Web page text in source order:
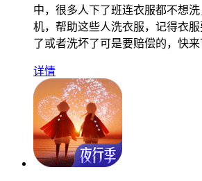
中，很多人下了班连衣服都不想
机，帮助这些人洗衣服，记得衣
了或者洗坏了可是要赔偿的，快来
详情